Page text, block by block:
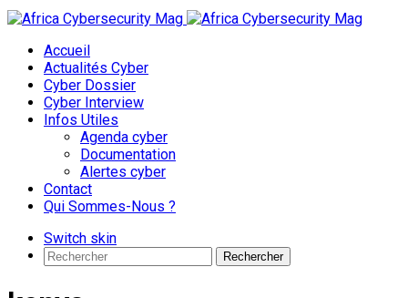
Accueil
Actualités Cyber
Cyber Dossier
Cyber Interview
Infos Utiles
Agenda cyber
Documentation
Alertes cyber
Contact
Qui Sommes-Nous ?
Switch skin
Rechercher